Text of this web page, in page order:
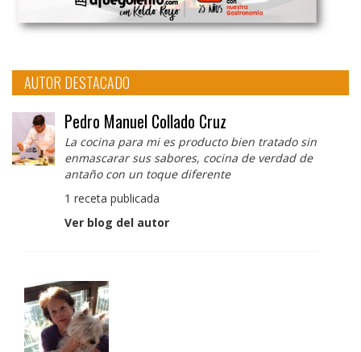
AUTOR DESTACADO
Pedro Manuel Collado Cruz
La cocina para mi es producto bien tratado sin
enmascarar sus sabores, cocina de verdad de
antaño con un toque diferente
1 receta publicada
Ver blog del autor